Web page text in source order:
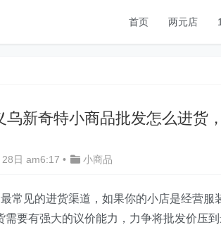
首页 两元店
乌新奇特小商品批发怎么进货
日 am6:17 • 小商品
常见的进货渠道，如果你的小店是经营
要有强大的议价能力，力争将批发价压